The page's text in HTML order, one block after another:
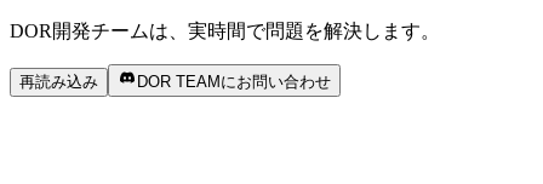
DOR開発チームは、実時間で問題を解決します。
再読み込み DOR TEAMにお問い合わせ